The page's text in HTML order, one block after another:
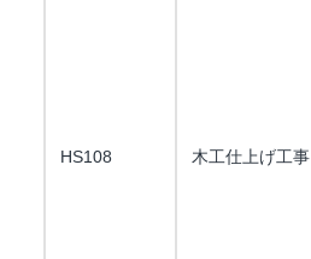
HS108 木工仕上げ工事